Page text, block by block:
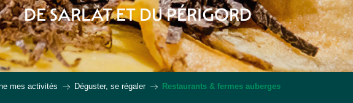
DE SARLAT ET DU PÉRIGORD
mes activités Déguster, se régaler Restaurants & fermes auberges